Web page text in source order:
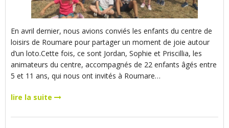
En avril dernier, nous avions conviés les enfants du centre de
loisirs de Roumare pour partager un moment de joie autour
d’un loto.Cette fois, ce sont Jordan, Sophie et Priscillia, les
animateurs du centre, accompagnés de 22 enfants âgés entre
5 et 11 ans, qui nous ont invités à Roumare…
lire la suite